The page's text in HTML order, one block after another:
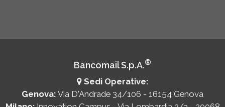
Bancomail S.p.A.®
Sedi Operative:
Genova: Via D'Andrade 34/106 - 16154 Genova